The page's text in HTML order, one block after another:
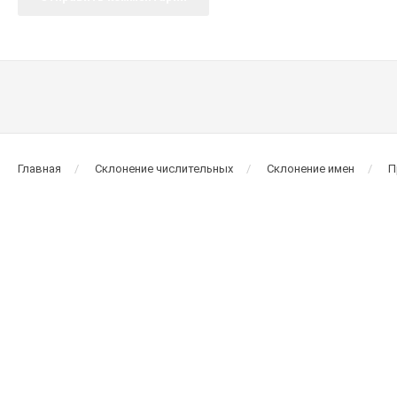
Главная Склонение числительных Склонение имен